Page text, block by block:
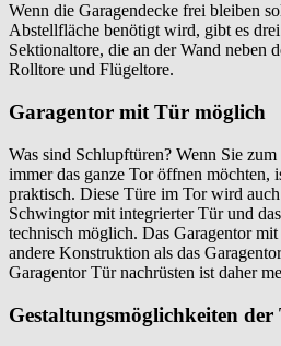
Wenn die Garagendecke frei bleiben
Abstellfläche benötigt wird, gibt es
Sektionaltore, die an der Wand neben
Rolltore und Flügeltore.
Garagentor mit Tür möglich
Was sind Schlupftüren? Wenn Sie
immer das ganze Tor öffnen möchten,
praktisch. Diese Türe im Tor wird
Schwingtor mit integrierter Tür und
technisch möglich. Das Garagentor
andere Konstruktion als das
Garagentor Tür nachrüsten ist daher
Gestaltungsmöglichkeiten der